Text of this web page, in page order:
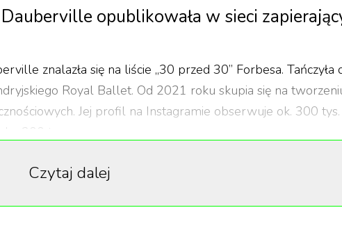
opublikowała w sieci
znalazła się na liście „30 przed 30” Forbesa. Tańczyła
Royal Ballet. Od 2021 roku skupia się na
Jej profil na Instagramie obserwuje ok. 300 tys.
200 tys.
aby stworzyć tam coś pięknego. – Wiedzieliśmy, że
również, że jeśli nam się uda, to będzie to spektakularne
Czytaj dalej